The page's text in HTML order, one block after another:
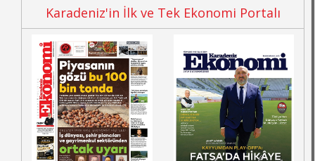
Karadeniz'in İlk ve Tek Ekonomi Portalı